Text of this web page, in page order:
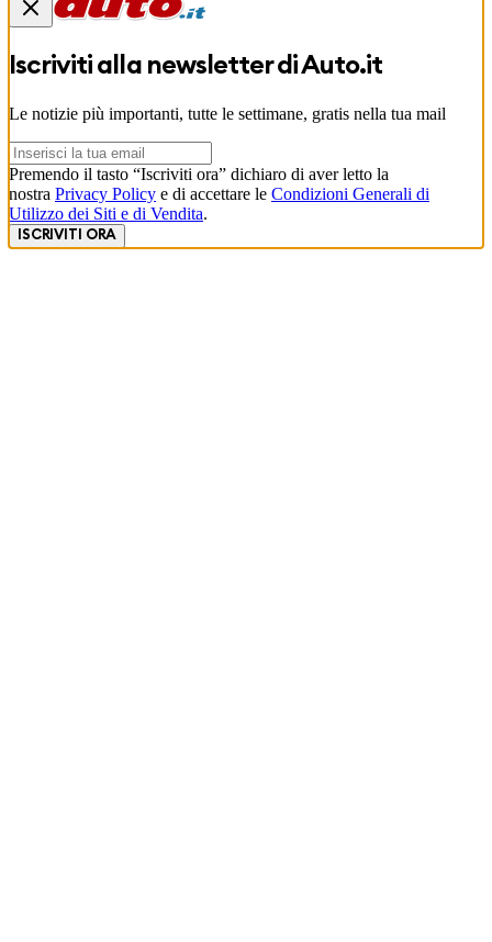
Iscriviti alla newsletter diAuto.it
Le notizie più importanti, tutte le settimane, gratis nella tua mail
Premendo il tasto “Iscriviti ora” dichiaro di aver letto la
nostra Privacy Policy e di accettare le Condizioni Generali di
Utilizzo dei Siti e di Vendita.
ISCRIVITI ORA